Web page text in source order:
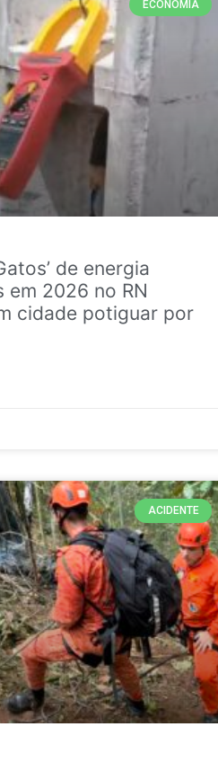
ECONOMIA
de energia
2026 no RN
cidade potiguar por
ACIDENTE